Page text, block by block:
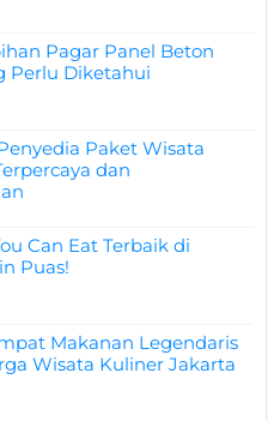
Pagar Panel Beton
Perlu Diketahui
Paket Wisata
dan
Can Eat Terbaik di
Puas!
Makanan Legendaris
Wisata Kuliner Jakarta